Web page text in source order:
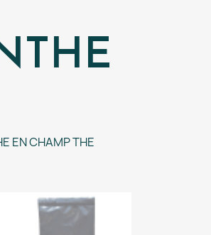
EN CHAMP THE